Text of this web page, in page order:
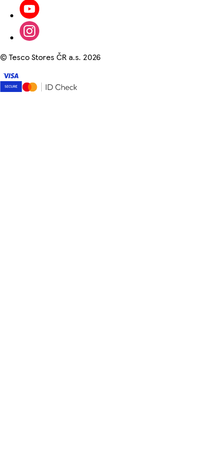
©Tesco Stores ČR a.s. 2026